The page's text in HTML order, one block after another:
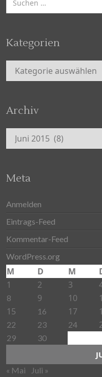
nach:
Kategorien
Kategorien
Archiv
Archiv
Meta
Anmelden
Eintrags-Feed
Kommentar-Feed
WordPress.org
M D M
1
2 3
8 9 10
15
16 17
22 23 24
29 30
« Mai Juli »